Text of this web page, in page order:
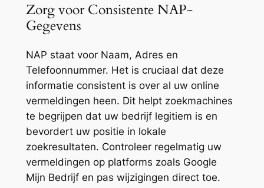
Zorg voor Consistente NAP-
Gegevens
NAP staat voor Naam, Adres en
Telefoonnummer. Het is cruciaal dat deze
informatie consistent is over al uw online
vermeldingen heen. Dit helpt zoekmachines
te begrijpen dat uw bedrijf legitiem is en
bevordert uw positie in lokale
zoekresultaten. Controleer regelmatig uw
vermeldingen op platforms zoals Google
Mijn Bedrijf en pas wijzigingen direct toe.